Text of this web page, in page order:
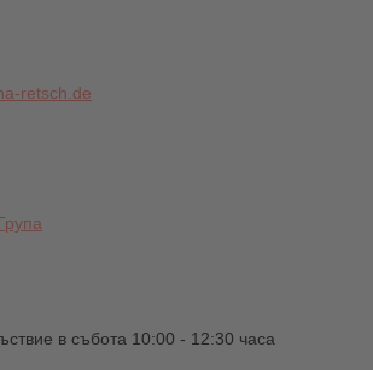
retsch.de
в събота 10:00 - 12:30 часа